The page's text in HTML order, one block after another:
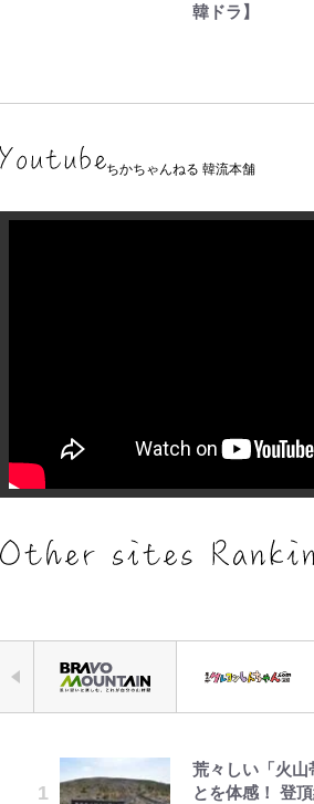
韓ドラ】
ちかちゃんねる 韓流本舗
荒々しい「火山
とを体感！ 登
えびめしの流儀
空の轍と大地の
千葉雄大、ほっ
「顔パンパン
「自分の絵ごと
ろそろ終わりか
公式-ヒロイン
した~詰んだは
錦織一清の写真
か…高級ブラン
｢なんじゃこり
佑の古巣ミラン